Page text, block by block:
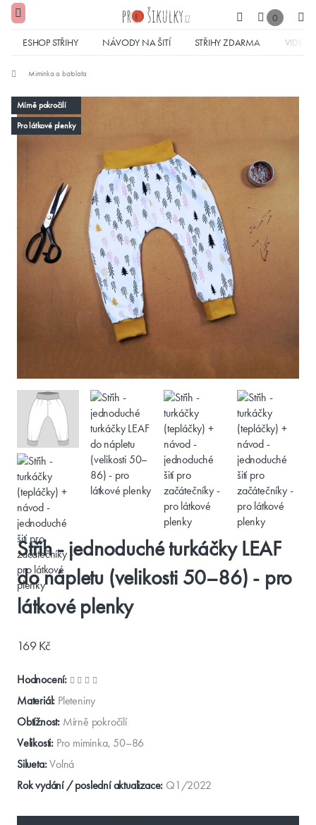
0
ESHOP STŘIHY NÁVODY NA ŠITÍ STŘIHY ZDARMA VIDEA
Miminka a batolata
Mírně pokročilí
Pro látkové plenky
Střih - jednoduché turkáčky LEAF
do nápletu (velikosti 50–86) - pro
látkové plenky
169 Kč
Hodnocení:
Materiál: Pleteniny
Obtížnost: Mírně pokročilí
Velikosti: Pro miminka, 50–86
Silueta: Volná
Rok vydání / poslední aktualizace: Q1/2022